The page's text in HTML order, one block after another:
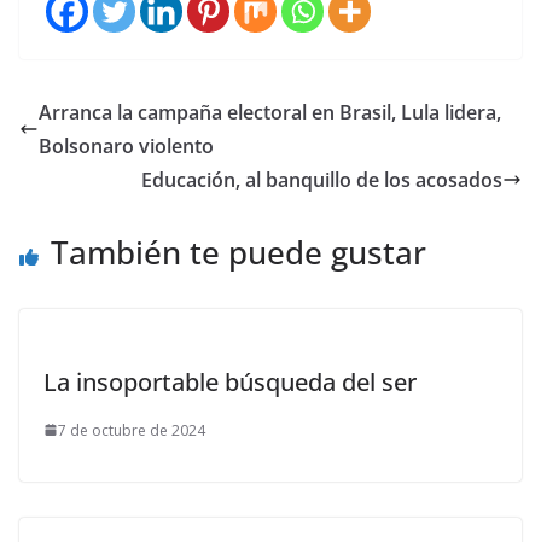
Arranca la campaña electoral en Brasil, Lula lidera,
Bolsonaro violento
Educación, al banquillo de los acosados
También te puede gustar
La insoportable búsqueda del ser
7 de octubre de 2024